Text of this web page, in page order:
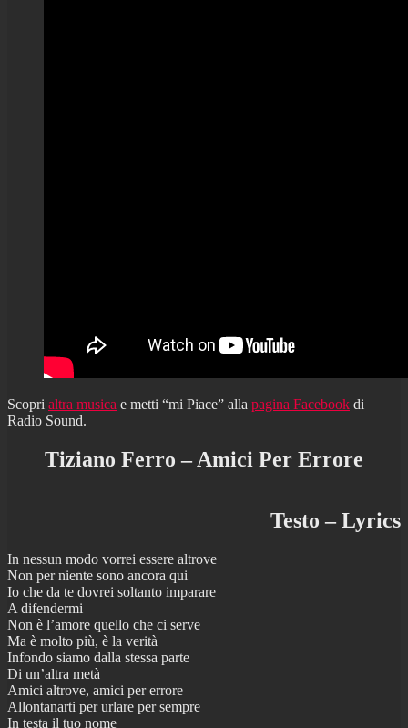
Scopri altra musica e metti “mi Piace” alla pagina Facebook di
Radio Sound.
Tiziano Ferro – Amici Per Errore
Testo – Lyrics
In nessun modo vorrei essere altrove
Non per niente sono ancora qui
Io che da te dovrei soltanto imparare
A difendermi
Non è l’amore quello che ci serve
Ma è molto più, è la verità
Infondo siamo dalla stessa parte
Di un’altra metà
Amici altrove, amici per errore
Allontanarti per urlare per sempre
In testa il tuo nome